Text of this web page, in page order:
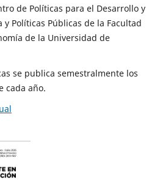
de Políticas para el Desarrollo y
Políticas Públicas de la Facultad
de la Universidad de
se publica semestralmente los
cada año.